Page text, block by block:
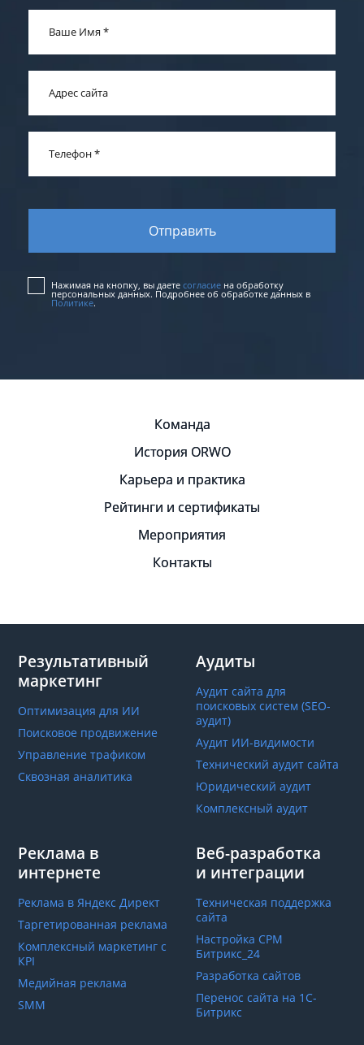
Ваше Имя *
Адрес сайта
Телефон*
Нажимая на кнопку, вы даете согласие на обработку
персональных данных. Подробнее об обработке данных в
Политике.
Команда
История ORWO
Карьера и практика
Рейтинги и сертификаты
Мероприятия
Контакты
Результативный
маркетинг
Оптимизация для ИИ
Поисковое продвижение
Управление трафиком
Сквозная аналитика
Аудиты
Аудит сайта для
поисковых систем (SEO-
аудит)
Аудит ИИ-видимости
Технический аудит сайта
Юридический аудит
Комплексный аудит
Реклама в
интернете
Реклама в Яндекс Директ
Таргетированная реклама
Комплексный маркетинг с
КРІ
Медийная реклама
SMM
Веб-разработка
и интеграции
Техническая поддержка
сайта
Настройка СРМ
Битрикс_24
Разработка сайтов
Перенос сайта на 1С-
Битрикс